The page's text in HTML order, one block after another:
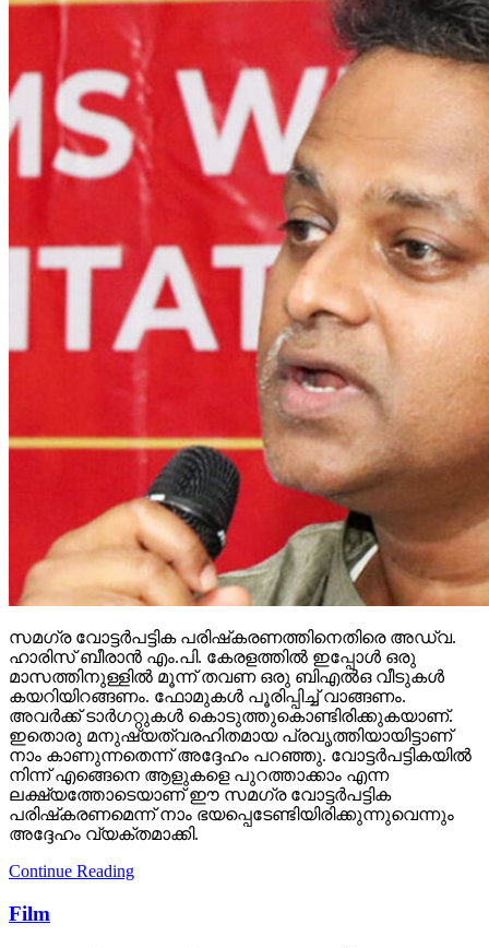
സമഗ്ര വോട്ടര്‍പട്ടിക പരിഷ്‌കരണത്തിനെതിരെ അഡ്വ.
ഹാരിസ് ബീരാന്‍ എം.പി. കേരളത്തില്‍ ഇപ്പോള്‍ ഒരു
മാസത്തിനുള്ളില്‍ മൂന്ന് തവണ ഒരു ബിഎല്‍ഒ വീടുകള്‍
കയറിയിറങ്ങണം. ഫോമുകള്‍ പൂരിപ്പിച്ച് വാങ്ങണം.
അവര്‍ക്ക് ടാര്‍ഗറ്റുകള്‍ കൊടുത്തുകൊണ്ടിരിക്കുകയാണ്.
ഇതൊരു മനുഷ്യത്വരഹിതമായ പ്രവൃത്തിയായിട്ടാണ്
നാം കാണുന്നതെന്ന് അദ്ദേഹം പറഞ്ഞു. വോട്ടര്‍പട്ടികയില്‍
നിന്ന് എങ്ങെനെ ആളുകളെ പുറത്താക്കാം എന്ന
ലക്ഷ്യത്തോടെയാണ് ഈ സമഗ്ര വോട്ടര്‍പട്ടിക
പരിഷ്‌കരണമെന്ന് നാം ഭയപ്പെടേണ്ടിയിരിക്കുന്നുവെന്നും
അദ്ദേഹം വ്യക്തമാക്കി.
Continue Reading
Film